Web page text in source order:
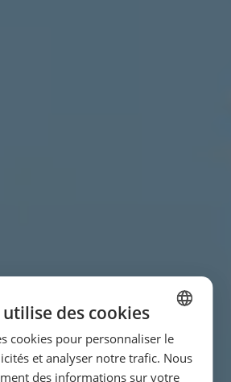
SPANISH
ENGLISH
utilise des cookies
cookies pour personnaliser le
et analyser notre trafic. Nous
des informations sur votre